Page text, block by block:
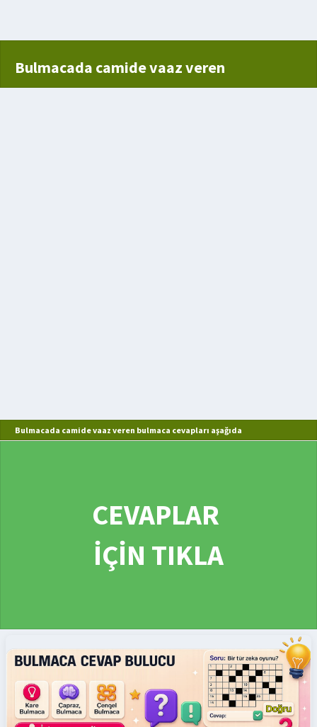
Bulmacada camide vaaz veren
Bulmacada camide vaaz veren bulmaca cevapları aşağıda
CEVAPLAR
İÇİN TIKLA